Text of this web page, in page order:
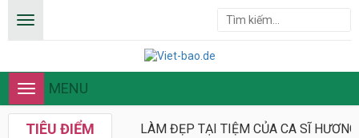
Toggle
navigation
MENU
TIÊU ĐIỂM LÀM ĐẸP TẠI TIỆM CỦA CA SĨ